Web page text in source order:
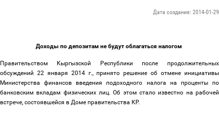
Дата создания: 2014-01-29
Доходы по депозитам не будут облагаться налогом
Правительством Кыргызской Республики после продолжительных
обсуждений 22 января 2014 г., принято решение об отмене инициативы
Министерства финансов введения подоходного налога на проценты по
банковским вкладам физических лиц. Об этом стало известно на рабочей
встрече, состоявшейся в Доме правительства КР.